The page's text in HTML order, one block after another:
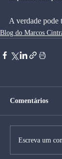
A verdade pode
Blog do Marcos
Comentários
Escreva um